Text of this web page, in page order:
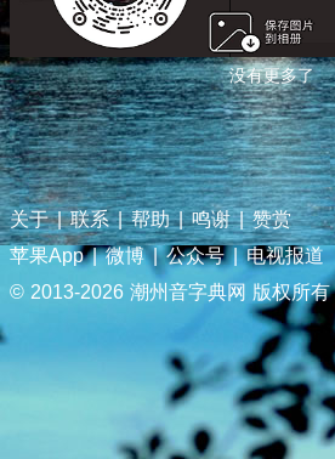
没有更多了
关于 | 联系 | 帮助 | 鸣谢 | 赞赏
苹果App | 微博 | 公众号 | 电视报道
© 2013-2026 潮州音字典网 版权所有